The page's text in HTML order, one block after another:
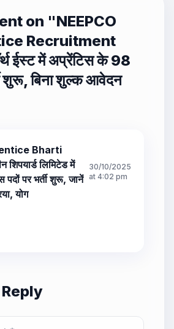
on "NEEPCO
Recruitment
ईस्ट में अप्रेंटिस के 98
शुरू, बिना शुल्क आवेदन
Bharti
लिमिटेड में
पर भर्ती शुरू, जानें
योग
30/10/2025
at 4:02 pm